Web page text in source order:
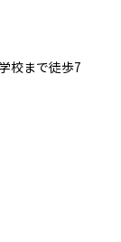
まで徒歩7